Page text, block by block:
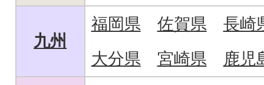
九州
福岡県 佐賀県
長崎
大分県
宮崎県
鹿児